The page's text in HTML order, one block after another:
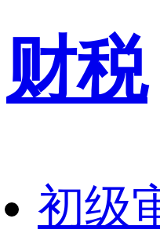
财税
初级